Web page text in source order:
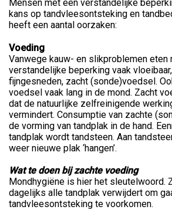
Mensen met een verstandelijke
kans op tandvleesontsteking en
heeft een aantal oorzaken:
Voeding
Vanwege kauw- en slikproblemen eten
verstandelijke beperking vaak
fijngesneden, zacht (sonde)voedsel.
voedsel vaak lang in de mond. Zacht
dat de natuurlijke zelfreinigende
vermindert. Consumptie van zachte
de vorming van tandplak in de hand.
tandplak wordt tandsteen. Aan
weer nieuwe plak ‘hangen’.
Wat te doen bij zachte voeding
Mondhygiëne is hier het sleutelwoord.
dagelijks alle tandplak verwijdert om
tandvleesontsteking te voorkomen.